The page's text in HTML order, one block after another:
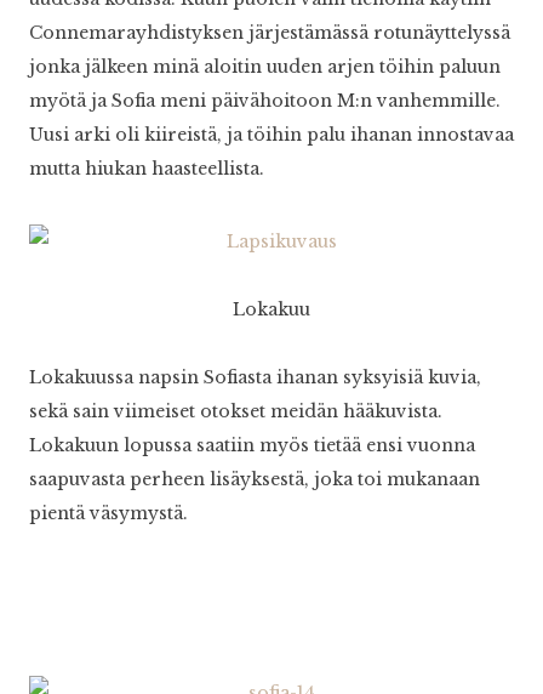
Connemarayhdistyksen järjestämässä rotunäyttelyssä
jonka jälkeen minä aloitin uuden arjen töihin paluun
myötä ja Sofia meni päivähoitoon M:n vanhemmille.
Uusi arki oli kiireistä, ja töihin palu ihanan innostavaa
mutta hiukan haasteellista.
Lokakuu
Lokakuussa napsin Sofiasta ihanan syksyisiä kuvia,
sekä sain viimeiset otokset meidän hääkuvista.
Lokakuun lopussa saatiin myös tietää ensi vuonna
saapuvasta perheen lisäyksestä, joka toi mukanaan
pientä väsymystä.